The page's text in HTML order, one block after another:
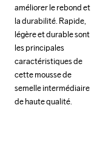
améliorer le rebond et
la durabilité. Rapide,
légère et durable sont
les principales
caractéristiques de
cette mousse de
semelle intermédiaire
de haute qualité.
améliorer le rebond et
la durabilité. Rapide,
légère et durable sont
les principales
caractéristiques de
cette mousse de
semelle intermédiaire
de haute qualité.